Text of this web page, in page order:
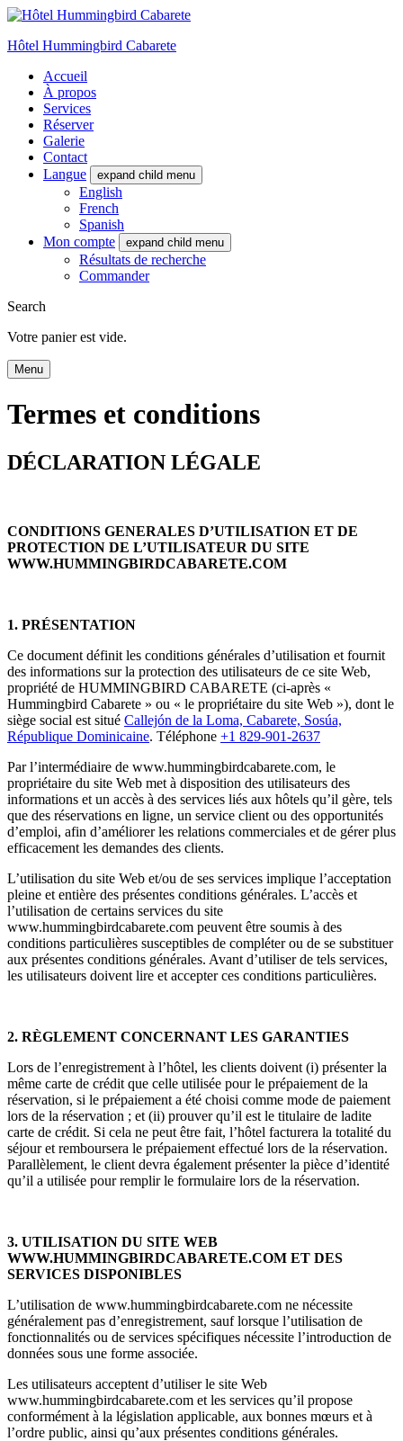
Hôtel Hummingbird Cabarete
Accueil
À propos
Services
Réserver
Galerie
Contact
Langue
expand child menu
English
French
Spanish
Mon compte
expand child menu
Résultats de recherche
Commander
Search
Votre panier est vide.
Menu
Termes et conditions
DÉCLARATION LÉGALE
CONDITIONS GENERALES D’UTILISATION ET DE
PROTECTION DE L’UTILISATEUR DU SITE
WWW.HUMMINGBIRDCABARETE.COM
1. PRÉSENTATION
Ce document définit les conditions générales d’utilisation et fournit
des informations sur la protection des utilisateurs de ce site Web,
propriété de HUMMINGBIRD CABARETE (ci-après «
Hummingbird Cabarete » ou « le propriétaire du site Web »), dont le
siège social est situé Callejón de la Loma, Cabarete, Sosúa,
République Dominicaine. Téléphone +1 829-901-2637
Par l’intermédiaire de www.hummingbirdcabarete.com, le
propriétaire du site Web met à disposition des utilisateurs des
informations et un accès à des services liés aux hôtels qu’il gère, tels
que des réservations en ligne, un service client ou des opportunités
d’emploi, afin d’améliorer les relations commerciales et de gérer plus
efficacement les demandes des clients.
L’utilisation du site Web et/ou de ses services implique l’acceptation
pleine et entière des présentes conditions générales. L’accès et
l’utilisation de certains services du site
www.hummingbirdcabarete.com peuvent être soumis à des
conditions particulières susceptibles de compléter ou de se substituer
aux présentes conditions générales. Avant d’utiliser de tels services,
les utilisateurs doivent lire et accepter ces conditions particulières.
2. RÈGLEMENT CONCERNANT LES GARANTIES
Lors de l’enregistrement à l’hôtel, les clients doivent (i) présenter la
même carte de crédit que celle utilisée pour le prépaiement de la
réservation, si le prépaiement a été choisi comme mode de paiement
lors de la réservation ; et (ii) prouver qu’il est le titulaire de ladite
carte de crédit. Si cela ne peut être fait, l’hôtel facturera la totalité du
séjour et remboursera le prépaiement effectué lors de la réservation.
Parallèlement, le client devra également présenter la pièce d’identité
qu’il a utilisée pour remplir le formulaire lors de la réservation.
3. UTILISATION DU SITE WEB
WWW.HUMMINGBIRDCABARETE.COM ET DES
SERVICES DISPONIBLES
L’utilisation de www.hummingbirdcabarete.com ne nécessite
généralement pas d’enregistrement, sauf lorsque l’utilisation de
fonctionnalités ou de services spécifiques nécessite l’introduction de
données sous une forme associée.
Les utilisateurs acceptent d’utiliser le site Web
www.hummingbirdcabarete.com et les services qu’il propose
conformément à la législation applicable, aux bonnes mœurs et à
l’ordre public, ainsi qu’aux présentes conditions générales.